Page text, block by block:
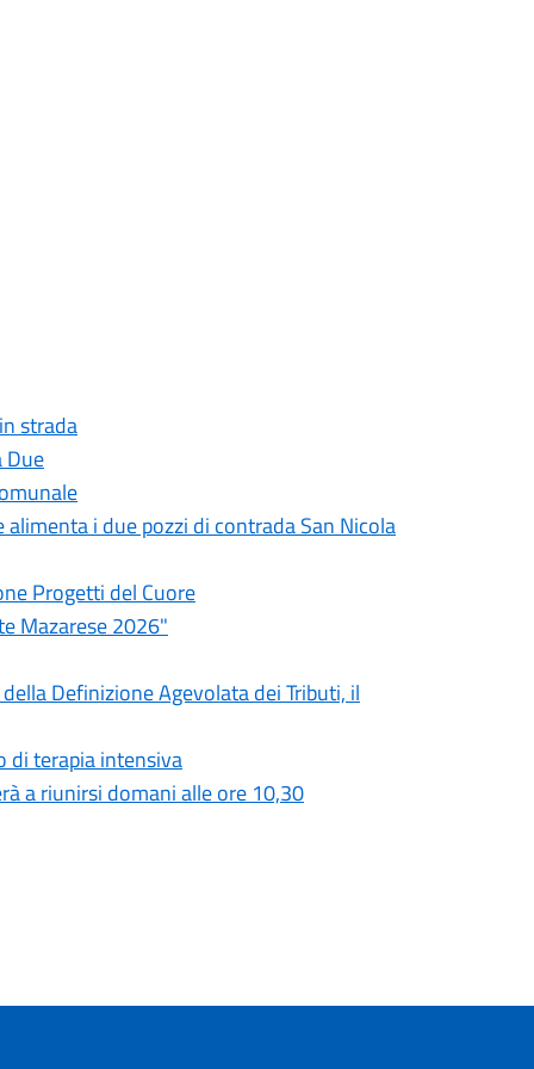
strada
Due
i due pozzi di contrada San Nicola
Progetti del Cuore
Mazarese 2026"
Definizione Agevolata dei Tributi, il
di terapia intensiva
a riunirsi domani alle ore 10,30